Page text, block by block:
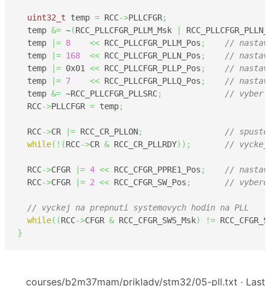
uint32_t temp = RCC->PLLCFGR;
  temp
&= ~(RCC_PLLCFGR_PLLM_Msk
  temp
|= 8 << RCC_PLLCFGR_PLLM_Pos ;
//
  temp
|= 168 << RCC_PLLCFGR_PLLN_Pos ;
//
  temp
|= 0x01 << RCC_PLLCFGR_PLLP_Pos ;
//
  temp
|= 7 << RCC_PLLCFGR_PLLQ_Pos ;
//
  temp
&= ~RCC_PLLCFGR_PLLSRC;
// vyber
  RCC
->PLLCFGR = temp;
  RCC
->CR |= RCC_CR_PLLON;
//
while( ! (RCC->CR & RCC_CR_PLLRDY) ) ; // vyckej
  RCC
->CFGR |= 4 << RCC_CFGR_PPRE1_Pos ;
//
  RCC
->CFGR |= 2 << RCC_CFGR_SW_Pos ; //
// vyckej na prepnuti systemovych hodin na PLL
while( (RCC->CFGR & RCC_CFGR_SWS_Msk) !=
}
courses/b2m37mam/priklady/stm32/05-pll.txt · Last